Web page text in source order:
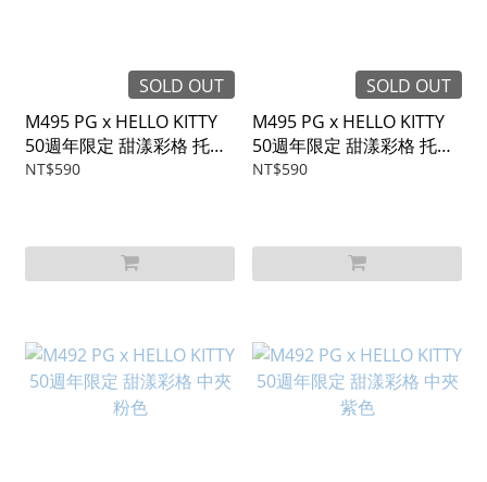
SOLD OUT
M495 PG x HELLO KITTY
50週年限定 甜漾彩格 托特
包 藍色
NT$590
SOLD OUT
M495 PG x HELLO KITTY
50週年限定 甜漾彩格 托特
包 粉色
NT$590